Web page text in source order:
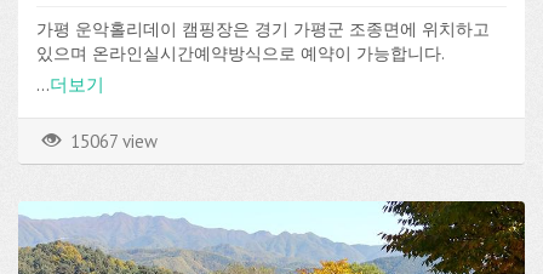
가평 운악홀리데이 캠핑장은 경기 가평군 조종면에 위치하고
있으며 온라인실시간예약방식으로 예약이 가능합니다.
전기, 온수, 장작판매, Wi-Fi 등의 편의시설과 운동장을 이용할
...더보기
15067 view